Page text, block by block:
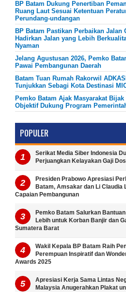
BP Batam Dukung Penertiban
Ruang Laut Sesuai Ketentuan
Perundang-undangan
BP Batam Pastikan Perbaikan Jalan
Hadirkan Jalan yang Lebih
Nyaman
Jelang Agustusan 2026, Pemko
Pawai Pembangunan Daerah
Batam Tuan Rumah Rakorwil
Tunjukkan Sebagi Kota Destinasi
Pemko Batam Ajak Masyarakat Bijak
Objektif Dukung Program
POPULER
Serikat Media Siber Indonesia
Perjuangkan Kelayakan Gaji
Presiden Prabowo Apresiasi
Batam, Amsakar dan Li Claudia
Capaian Pembangunan
Pemko Batam Salurkan
Lebih untuk Korban Banjir dan
Sumatera Barat
Wakil Kepala BP Batam Raih
Perempuan Inspiratif dan
Awards 2025
Apresiasi Kerja Sama Lintas
Malaysia Anugerahkan Plakat